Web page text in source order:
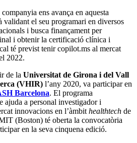
ens avança en aquesta
validant el seu programari en diversos
i busca finançament per
i obtenir la certificació clínica i
té previst tenir copilot.ms al mercat
2022.
de la Universitat de Girona i del Vall
(VHIR) l’any 2020, va participar en
Barcelona. El programa
ajuda a personal investigador i
innovacions en l’àmbit healthtech de
(Boston) té oberta la convocatòria
en la seva cinquena edició.